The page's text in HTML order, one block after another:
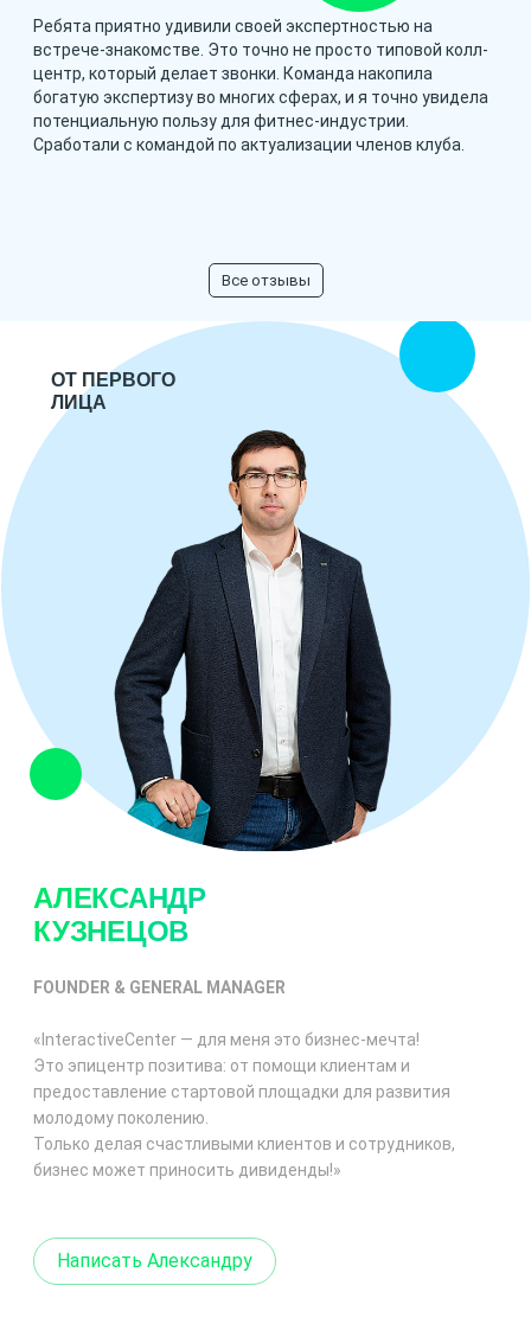
Ребята приятно удивили своей экспертностью на
встрече-знакомстве. Это точно не просто типовой колл-
центр, который делает звонки. Команда накопила
богатую экспертизу во многих сферах, и я точно увидела
потенциальную пользу для фитнес-индустрии.
Сработали с командой по актуализации членов клуба.
Все отзывы
ОТ ПЕРВОГО
ЛИЦА
АЛЕКСАНДР
КУЗНЕЦОВ
FOUNDER & GENERAL MANAGER
«InteractiveCenter — для меня это бизнес-мечта!
Это эпицентр позитива: от помощи клиентам и
предоставление стартовой площадки для развития
молодому поколению.
Только делая счастливыми клиентов и сотрудников,
бизнес может приносить дивиденды!»
Написать Александру